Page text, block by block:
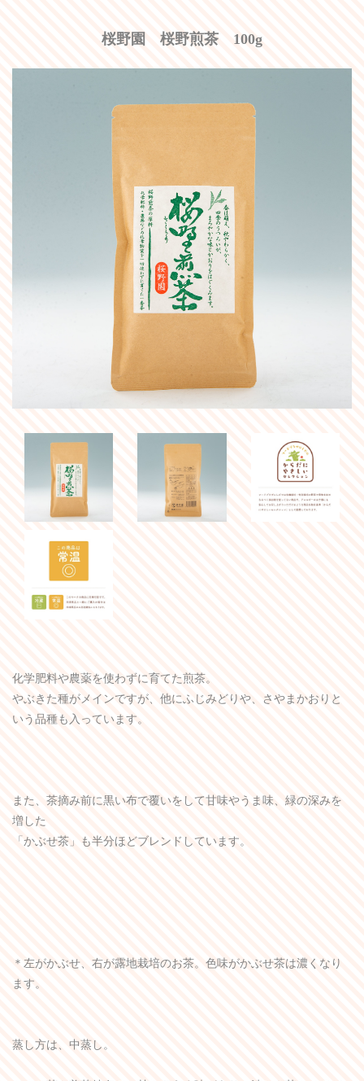
桜野園 桜野煎茶 100g
化学肥料や農薬を使わずに育てた煎茶。
やぶきた種がメインですが、他にふじみどりや、さやまかおりと
いう品種も入っています。
また、茶摘み前に黒い布で覆いをして甘味やうま味、緑の深みを
増した
「かぶせ茶」も半分ほどブレンドしています。
＊左がかぶせ、右が露地栽培のお茶。色味がかぶせ茶は濃くなり
ます。
蒸し方は、中蒸し。